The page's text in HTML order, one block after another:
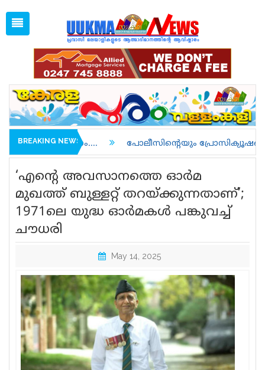
1 GBP =
128.35
Latest News
Associations
Spiritual
UK NEWS
World
uukma
Sports
Jwala
Classifieds
Law
Open
Menu
BREAKING NEWS
പോലീസിന്റെയും പ്രോസിക്യൂഷന്റെയും വീഴ്ച; ലൈംഗിക
‘എന്റെ അവസാനത്തെ ഓര്‍മ
മുഖത്ത് ബുള്ളറ്റ് തറയ്ക്കുന്നതാണ്’;
1971ലെ യുദ്ധ ഓര്‍മകള്‍ പങ്കുവച്ച്
ചൗധരി
May 14, 2025